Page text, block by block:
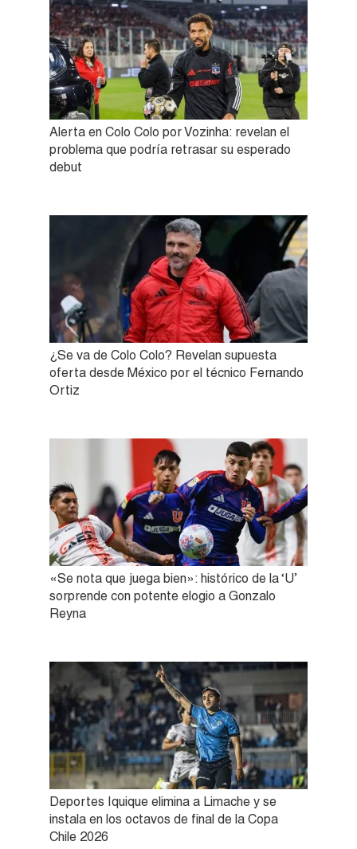
Alerta en Colo Colo por Vozinha: revelan el
problema que podría retrasar su esperado
debut
¿Se va de Colo Colo? Revelan supuesta
oferta desde México por el técnico Fernando
Ortiz
«Se nota que juega bien»: histórico de la ‘U’
sorprende con potente elogio a Gonzalo
Reyna
Deportes Iquique elimina a Limache y se
instala en los octavos de final de la Copa
Chile 2026